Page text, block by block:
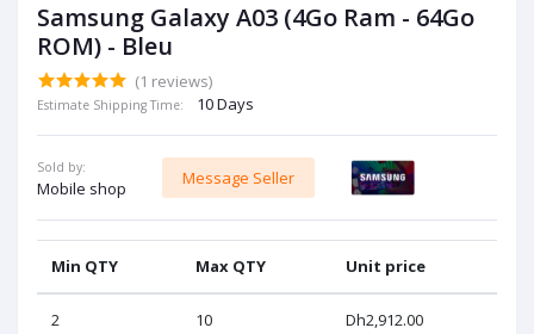
Samsung Galaxy A03 (4Go Ram - 64Go
ROM) - Bleu
(1 reviews)
Estimate Shipping Time: 10 Days
Sold by:
Mobile shop
Message Seller
Min QTY Max QTY Unit price
2 10 Dh2,912.00